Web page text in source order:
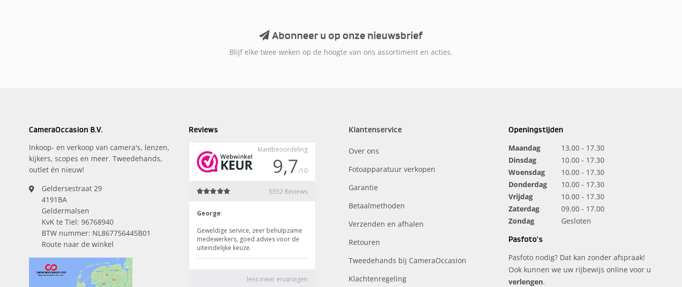
Abonneer u op onze nieuwsbrief
Blijf elke twee weken op de hoogte van ons assortiment en acties.
CameraOccasion B.V.
Inkoop- en verkoop van camera's, lenzen,
kijkers, scopes en meer. Tweedehands,
outlet én nieuw!
Geldersestraat 29
4191BA
Geldermalsen
KvK te Tiel: 96768940
BTW nummer: NL867756445B01
Route naar de winkel
Reviews Klantenservice
Over ons
Fotoapparatuur verkopen
Garantie
Betaalmethoden
Verzenden en afhalen
Retouren
Tweedehands bij CameraOccasion
Klachtenregeling
Openingstijden
Maandag
13.00 - 17.30
Dinsdag
10.00 - 17.30
Woensdag
10.00 - 17.30
Donderdag
10.00 - 17.30
Vrijdag
10.00 - 17.30
Zaterdag
09.00 - 17.00
Zondag
Gesloten
Pasfoto's
Pasfoto nodig? Dat kan zonder afspraak!
Ook kunnen we uw rijbewijs online voor u
verlengen.